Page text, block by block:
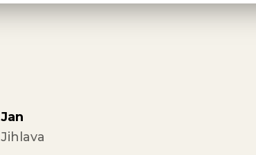
Jan
Jihlava